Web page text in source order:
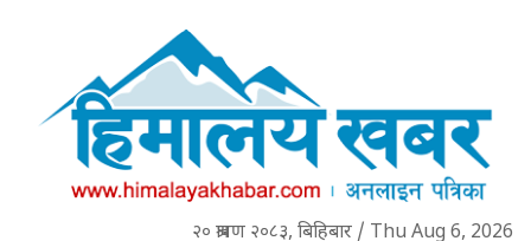
२० श्रावण २०८३, बिहिबार / Thu Aug 6, 2026